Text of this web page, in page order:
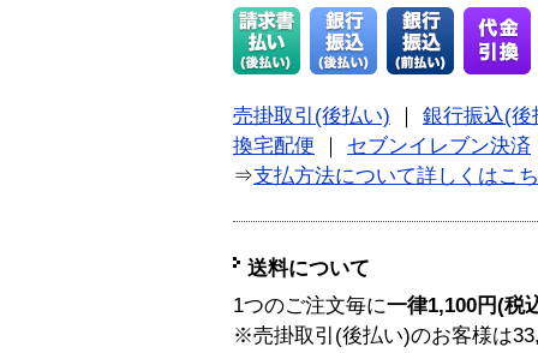
売掛取引(後払い)
銀行振込(後
換宅配便
セブンイレブン決済
⇒支払方法について詳しくはこ
送料について
1つのご注文毎に一律1,100円(税
※売掛取引(後払い)のお客様は